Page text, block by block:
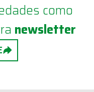
como
newsletter